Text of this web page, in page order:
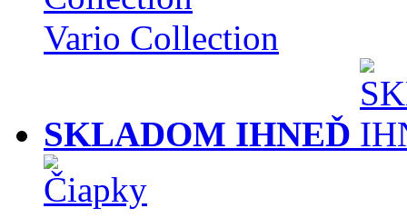
Vario Collection
SKLADOM IHNEĎ